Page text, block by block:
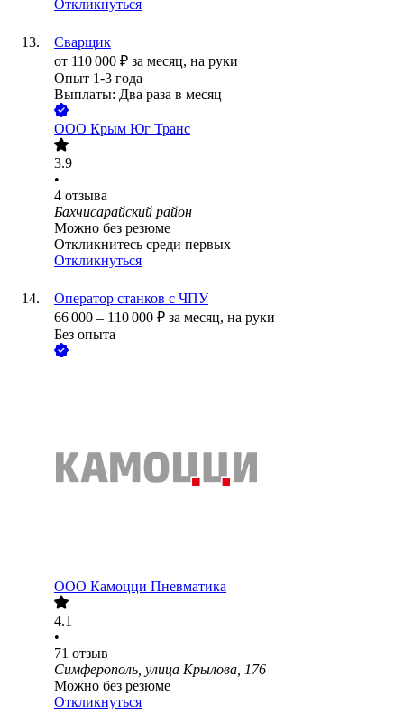
Откликнуться
Сварщик
от 110 000 ₽ за месяц, на руки
Опыт 1-3 года
Выплаты: Два раза в месяц
ООО Крым Юг Транс
3.9
•
4 отзыва
Бахчисарайский район
Можно без резюме
Откликнитесь среди первых
Откликнуться
Оператор станков с ЧПУ
66 000 – 110 000 ₽ за месяц, на руки
Без опыта
ООО Камоцци Пневматика
4.1
•
71 отзыв
Симферополь, улица Крылова, 176
Можно без резюме
Откликнуться